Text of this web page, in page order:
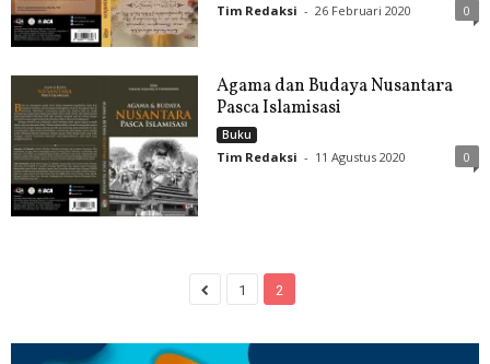
Tim Redaksi - 26 Februari 2020 0
Agama dan Budaya Nusantara
Pasca Islamisasi
Buku
Tim Redaksi - 11 Agustus 2020 0
1 2